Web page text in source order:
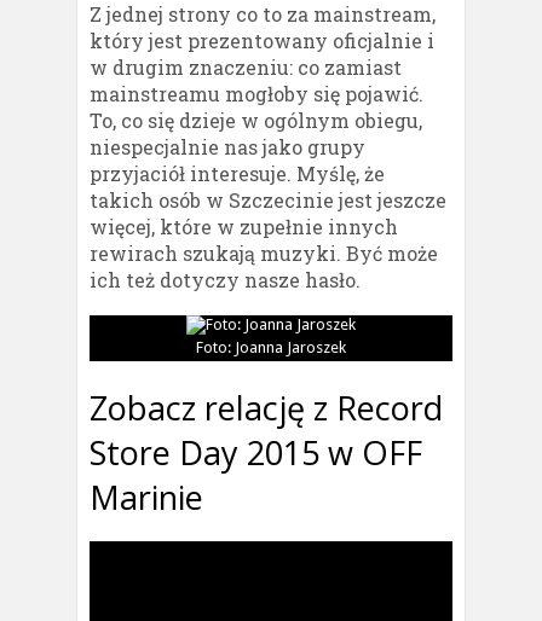
Z jednej strony co to za mainstream,
który jest prezentowany oficjalnie i
w drugim znaczeniu: co zamiast
mainstreamu mogłoby się pojawić.
To, co się dzieje w ogólnym obiegu,
niespecjalnie nas jako grupy
przyjaciół interesuje. Myślę, że
takich osób w Szczecinie jest jeszcze
więcej, które w zupełnie innych
rewirach szukają muzyki. Być może
ich też dotyczy nasze hasło.
Foto: Joanna Jaroszek
Zobacz relację z Record
Store Day 2015 w OFF
Marinie